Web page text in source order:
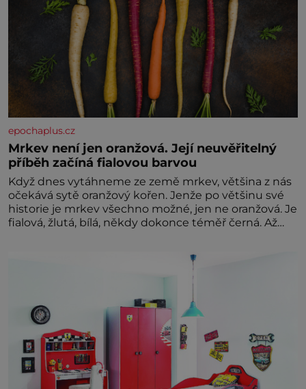
epochaplus.cz
Mrkev není jen oranžová. Její neuvěřitelný
příběh začíná fialovou barvou
Když dnes vytáhneme ze země mrkev, většina z nás
očekává sytě oranžový kořen. Jenže po většinu své
historie je mrkev všechno možné, jen ne oranžová. Je
fialová, žlutá, bílá, někdy dokonce téměř černá. Až
nedokážeme představit. Její příběh je